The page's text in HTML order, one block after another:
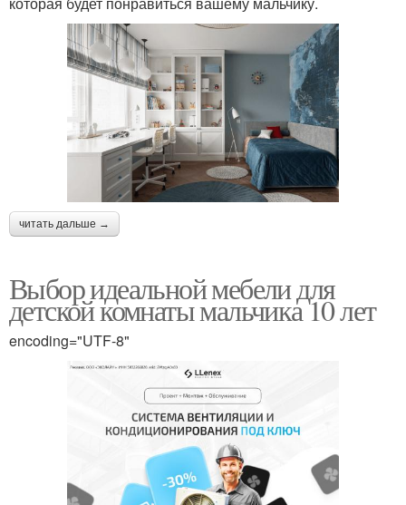
читать дальше →
Выбор идеальной мебели для
детской комнаты мальчика 10 лет
encoding="UTF-8"